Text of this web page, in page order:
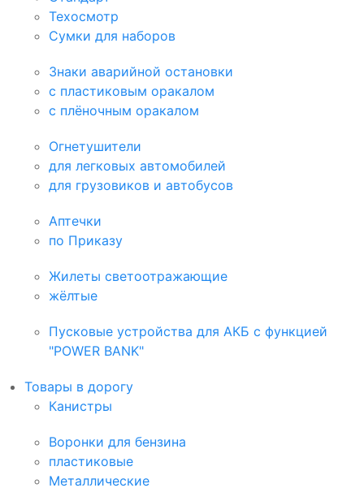
Техосмотр
Сумки для наборов
Знаки аварийной остановки
с пластиковым оракалом
с плёночным оракалом
Огнетушители
для легковых автомобилей
для грузовиков и автобусов
Аптечки
по Приказу
Жилеты светоотражающие
жёлтые
Пусковые устройства для АКБ с функцией
"POWER BANK"
Товары в дорогу
Канистры
Воронки для бензина
пластиковые
Металлические